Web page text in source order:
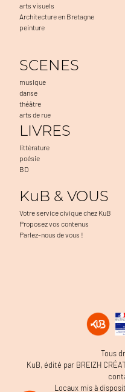
arts visuels
Architecture en Bretagne
peinture
SCENES
musique
danse
théâtre
arts de rue
LIVRES
littérature
poésie
BD
KuB & VOUS
Votre service civique chez KuB
Proposez vos contenus
Parlez-nous de vous !
Tous
KuB, édité par BREIZH
Locaux mis à
d'éventuels problèmes. C'est OK